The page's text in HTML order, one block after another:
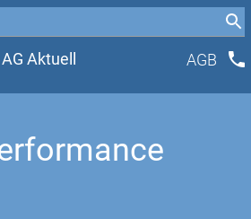
Aktuell AGB phone